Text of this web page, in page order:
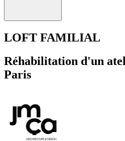
LOFT FAMILIAL
Réhabilitation d'un
Paris